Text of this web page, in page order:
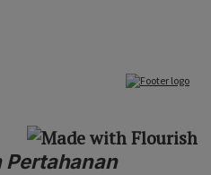
Pertahanan